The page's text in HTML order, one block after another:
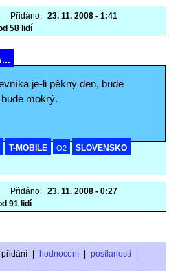
Přidáno: 23. 11. 2008 - 1:41
58 lidí
je-li pěkný den, bude
mokrý.
T-MOBILE O2 SLOVENSKO
Přidáno: 23. 11. 2008 - 0:27
91 lidí
přidání hodnocení posílanosti